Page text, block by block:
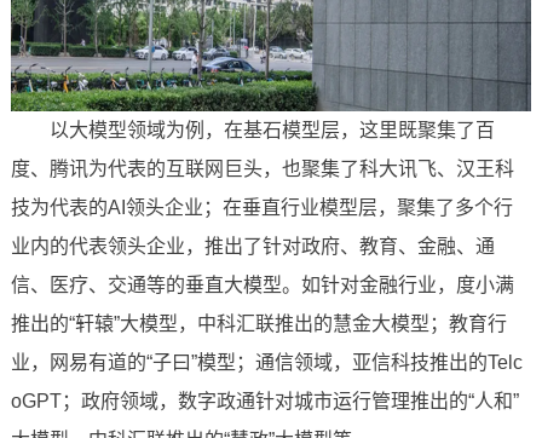
以大模型领域为例，在基石模型层，这里既聚集了百
度、腾讯为代表的互联网巨头，也聚集了科大讯飞、汉王科
技为代表的AI领头企业；在垂直行业模型层，聚集了多个行
业内的代表领头企业，推出了针对政府、教育、金融、通
信、医疗、交通等的垂直大模型。如针对金融行业，度小满
推出的“轩辕”大模型，中科汇联推出的慧金大模型；教育行
业，网易有道的“子曰”模型；通信领域，亚信科技推出的Telc
oGPT；政府领域，数字政通针对城市运行管理推出的“人和”